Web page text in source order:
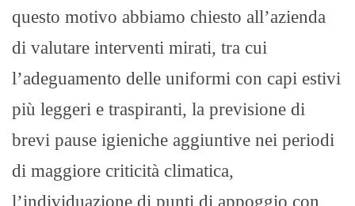
questo motivo abbiamo chiesto all’azienda
di valutare interventi mirati, tra cui
l’adeguamento delle uniformi con capi estivi
più leggeri e traspiranti, la previsione di
brevi pause igieniche aggiuntive nei periodi
di maggiore criticità climatica,
l’individuazione di punti di appoggio con